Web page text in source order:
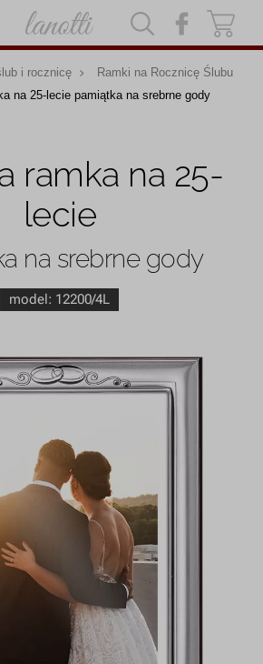
i rocznicę
Ramki na Rocznicę Ślubu
na 25-lecie pamiątka na srebrne gody
ramka na 25-
lecie
na srebrne gody
model: 12200/4L